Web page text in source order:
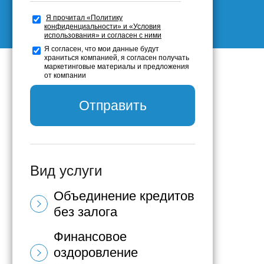
Я прочитал «Политику
конфиденциальности» и «Условия
использования» и согласен с ними
Я согласен, что мои данные будут
храниться компанией, я согласен получать
маркетинговые материалы и предложения
от компании
Отправить
Вид услуги
Объединение кредитов
без залога
Что такое объединение
кредитов без залога?
Объединение кредитов без
Финансовое
оздоровление